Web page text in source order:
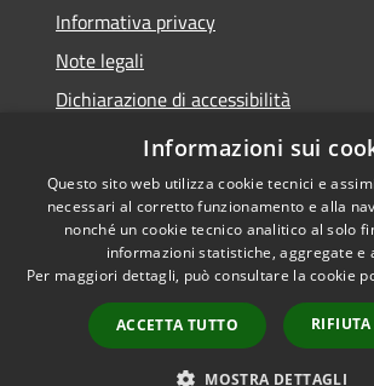
Informativa privacy
Note legali
Dichiarazione di accessibilità
Moduli Privacy Amministrazione
Accessibilità
Copyright
Informazioni sui
Questo sito web utilizza cookie tecnici e
necessari al corretto funzionamento e alla
nonché un cookie tecnico analitico al solo
informazioni statistiche, aggregate e
Per maggiori dettagli, può consultare la cookie
ACCETTA TUTTO
MOSTRA DETTAGLI